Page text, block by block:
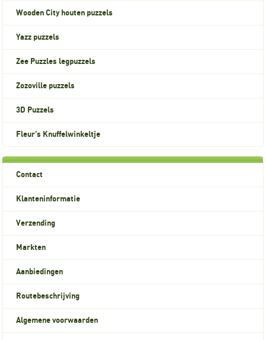
Wooden City houten puzzels
Yazz puzzels
Zee Puzzles legpuzzels
Zozoville puzzels
3D Puzzels
Fleur's Knuffelwinkeltje
Contact
Klanteninformatie
Verzending
Markten
Aanbiedingen
Routebeschrijving
Algemene voorwaarden